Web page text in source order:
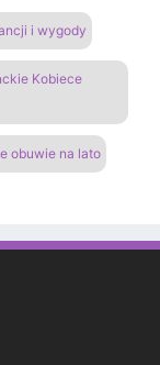
i wygody
Kobiece
obuwie na lato